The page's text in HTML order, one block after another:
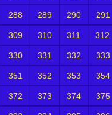
288 289 290 291
309 310 311 312
330 331 332 333
351 352 353 354
372 373 374 375